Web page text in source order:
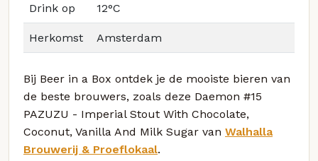
Drink op 12°C
Herkomst Amsterdam
Bij Beer in a Box ontdek je de mooiste bieren van
de beste brouwers, zoals deze Daemon #15
PAZUZU - Imperial Stout With Chocolate,
Coconut, Vanilla And Milk Sugar van Walhalla
Brouwerij & Proeflokaal.